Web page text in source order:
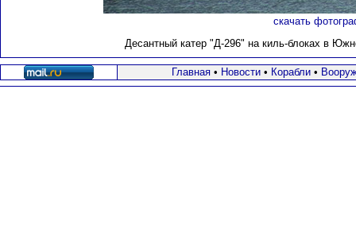
скачать
Десантный катер "Д-296" на киль-блоках в
Главная• Новости• Корабли•